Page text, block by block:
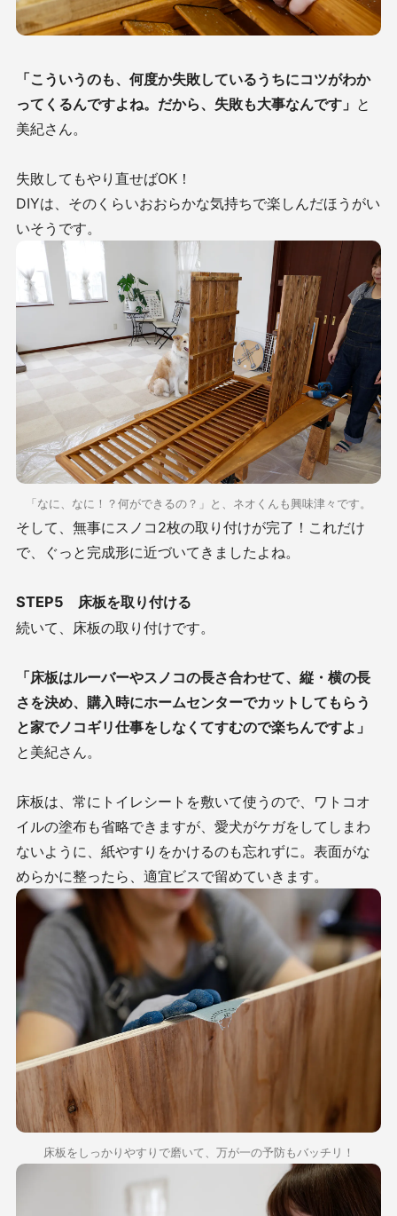
「こういうのも、何度か失敗しているうちにコツがわか
ってくるんですよね。だから、失敗も大事なんです」 と
美紀さん。
失敗してもやり直せばOK！
DIYは、そのくらいおおらかな気持ちで楽しんだほうがい
いそうです。
「なに、なに！？何ができるの？」と、ネオくんも興味津々です。
そして、無事にスノコ2枚の取り付けが完了！これだけ
で、ぐっと完成形に近づいてきましたよね。
STEP5 床板を取り付ける
続いて、床板の取り付けです。
「床板はルーバーやスノコの長さ合わせて、縦・横の長
さを決め、購入時にホームセンターでカットしてもらう
と家でノコギリ仕事をしなくてすむので楽ちんですよ」
と美紀さん。
床板は、常にトイレシートを敷いて使うので、ワトコオ
イルの塗布も省略できますが、愛犬がケガをしてしまわ
ないように、紙やすりをかけるのも忘れずに。表面がな
めらかに整ったら、適宜ビスで留めていきます。
床板をしっかりやすりで磨いて、万が一の予防もバッチリ！